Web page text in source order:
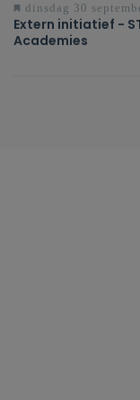
dinsdag 30
Extern initiatief -
Academies